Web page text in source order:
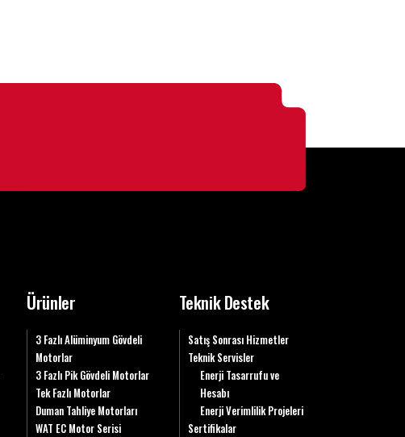
Ürünler
3 Fazlı Alüminyum Gövdeli
Motorlar
3 Fazlı Pik Gövdeli Motorlar
Tek Fazlı Motorlar
Duman Tahliye Motorları
WAT EC Motor Serisi
Teknik Destek
Satış Sonrası Hizmetler
Teknik Servisler
Enerji Tasarrufu ve
Hesabı
Enerji Verimlilik Projeleri
Sertifikalar